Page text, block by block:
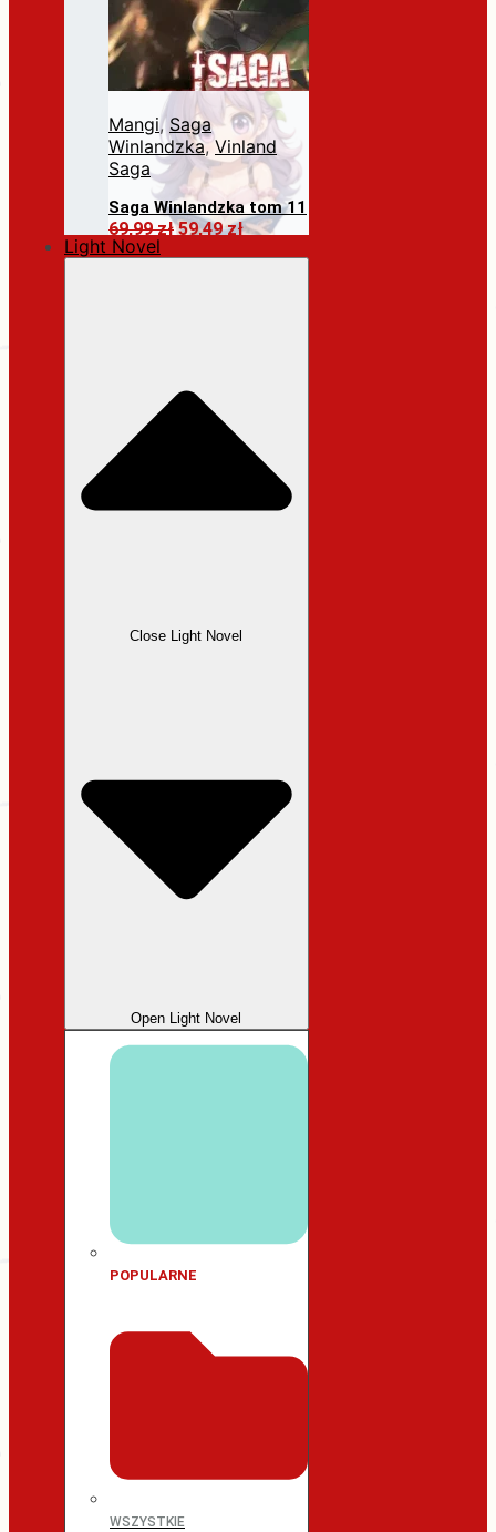
Mangi, Saga
Winlandzka, Vinland
Saga
Saga Winlandzka tom 11
69,99złPierwotna
59,49złAktualna
Dodaj do koszyka
Light Novel
Close Light Novel
Open Light Novel
POPULARNE
WSZYSTKIE